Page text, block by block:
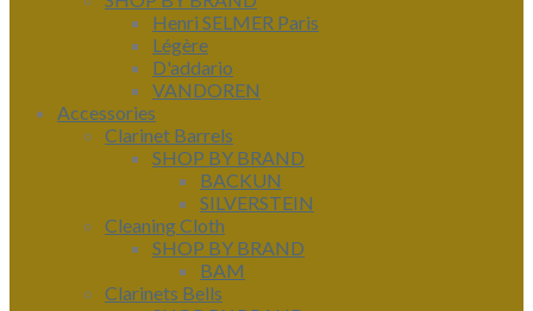
Henri SELMER Paris
Légère
D'addario
VANDOREN
Accessories
Clarinet Barrels
SHOP BY BRAND
BACKUN
SILVERSTEIN
Cleaning Cloth
SHOP BY BRAND
BAM
Clarinets Bells